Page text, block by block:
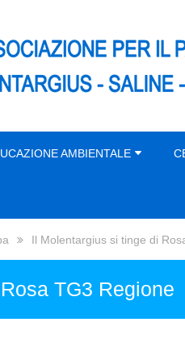
AMBIENTALE
Il Molentargius si tinge di
TG3 Regione